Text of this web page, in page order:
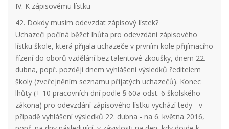
IV. K zápisovému lístku
42. Dokdy musím odevzdat zápisový lístek?
Uchazeči počíná běžet lhůta pro odevzdání zápisového
lístku škole, která přijala uchazeče v prvním kole přijímacího
řízení do oborů vzdělání bez talentové zkoušky, dnem 22.
dubna, popř. později dnem vyhlášení výsledků ředitelem
školy (zveřejněním seznamu přijatých uchazečů). Konec
lhůty (+ 10 pracovních dní podle § 60a odst. 6 školského
zákona) pro odevzdání zápisového lístku vychází tedy - v
případě vyhlášení výsledků 22. dubna - na 6. května 2016,